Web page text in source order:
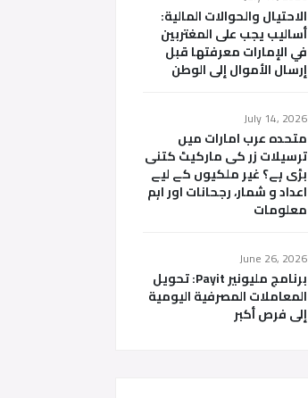
الاحتيال والحوالات المالية:
أساليب يجب على المغتربين
في الإمارات معرفتها قبل
إرسال الأموال إلى الوطن
July 14, 2026
متحدہ عرب امارات میں
ترسیلات زر کی مارکیٹ کتنی
بڑی ہے؟ غیر ملکیوں کے لیے
اعداد و شمار، رجحانات اور اہم
معلومات
June 26, 2026
برنامج مليونير Payit: تحويل
المعاملات المصرفية اليومية
إلى فرص أكبر